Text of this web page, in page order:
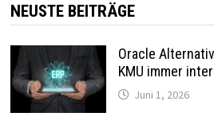
NEUSTE BEITRÄGE
Oracle
KMU immer
Juni 1, 2026